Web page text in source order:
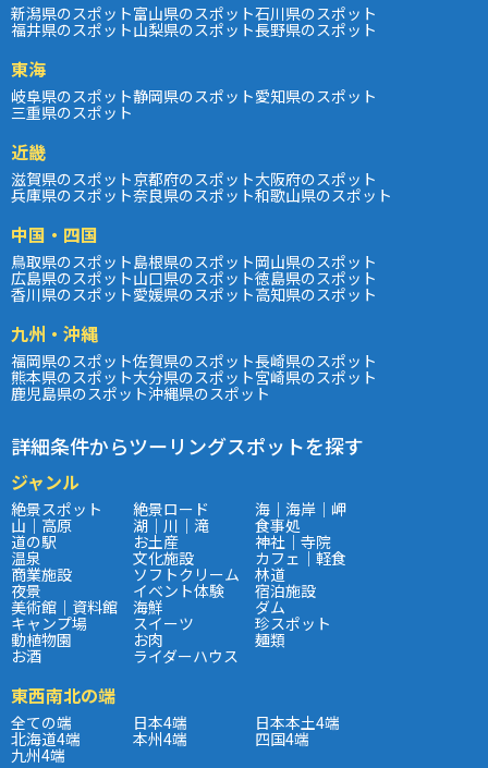
新潟県のスポット富山県のスポット石川県のスポット
福井県のスポット山梨県のスポット長野県のスポット
東海
岐阜県のスポット静岡県のスポット愛知県のスポット
三重県のスポット
近畿
滋賀県のスポット京都府のスポット大阪府のスポット
兵庫県のスポット奈良県のスポット和歌山県のスポット
中国・四国
鳥取県のスポット島根県のスポット岡山県のスポット
広島県のスポット山口県のスポット徳島県のスポット
香川県のスポット愛媛県のスポット高知県のスポット
九州・沖縄
福岡県のスポット佐賀県のスポット長崎県のスポット
熊本県のスポット大分県のスポット宮崎県のスポット
鹿児島県のスポット沖縄県のスポット
詳細条件からツーリングスポットを探す
ジャンル
絶景スポット 絶景ロード 海｜海岸｜岬
山｜高原 湖｜川｜滝 食事処
道の駅 お土産 神社｜寺院
温泉 文化施設 カフェ｜軽食
商業施設 ソフトクリーム 林道
夜景 イベント体験 宿泊施設
美術館｜資料館 海鮮 ダム
キャンプ場 スイーツ 珍スポット
動植物園 お肉 麺類
お酒 ライダーハウス
東西南北の端
全ての端 日本4端 日本本土4端
北海道4端 本州4端 四国4端
九州4端